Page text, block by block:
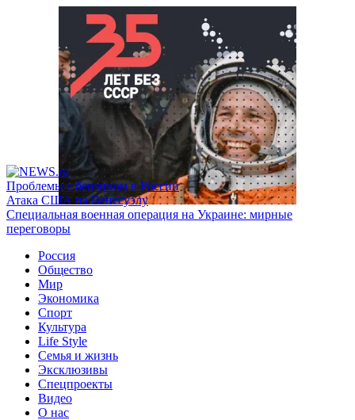
Проблемы с бензином в России
Атака США на Венесуэлу
Специальная военная операция на Украине: мирные
переговоры
Россия
Общество
Мир
Экономика
Спорт
Культура
Life Style
Семья и жизнь
Эксклюзивы
Спецпроекты
Видео
О нас